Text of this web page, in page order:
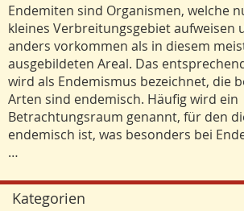
Endemiten sind Organismen, welche
kleines Verbreitungsgebiet aufweisen
anders vorkommen als in diesem
ausgebildeten Areal. Das
wird als Endemismus bezeichnet, die
Arten sind endemisch. Häufig wird ein
Betrachtungsraum genannt, für den
endemisch ist, was besonders bei
…
Kategorien